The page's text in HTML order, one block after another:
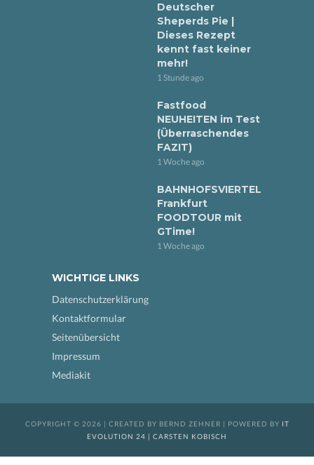
Deutscher
Sheperds Pie |
Dieses Rezept
kennt fast keiner
mehr!
1 Stunde ago
Fastfood
NEUHEITEN im Test
(Überraschendes
FAZIT)
1 Woche ago
BAHNHOFSVIERTEL
Frankfurt
FOODTOUR mit
GTime!
1 Woche ago
WICHTIGE LINKS
Datenschutzerklärung
Kontaktformular
Seitenübersicht
Impressum
Mediakit
COPYRIGHT © 2026 | CREATED BY BERND ZEHNER | POWERED BY IT
EVOLUTION 24 | CARSTEN KOBISCH